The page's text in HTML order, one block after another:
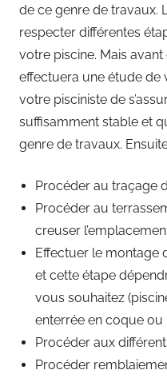
de ce genre de travaux.
respecter différentes
votre piscine. Mais
effectuera une étude de
votre pisciniste de
suffisamment stable et
genre de travaux.
Procéder au traçage
Procéder au
creuser
Effectuer le montage
et cette étape
vous souhaitez
enterrée en coque ou
Procéder aux
Procéder